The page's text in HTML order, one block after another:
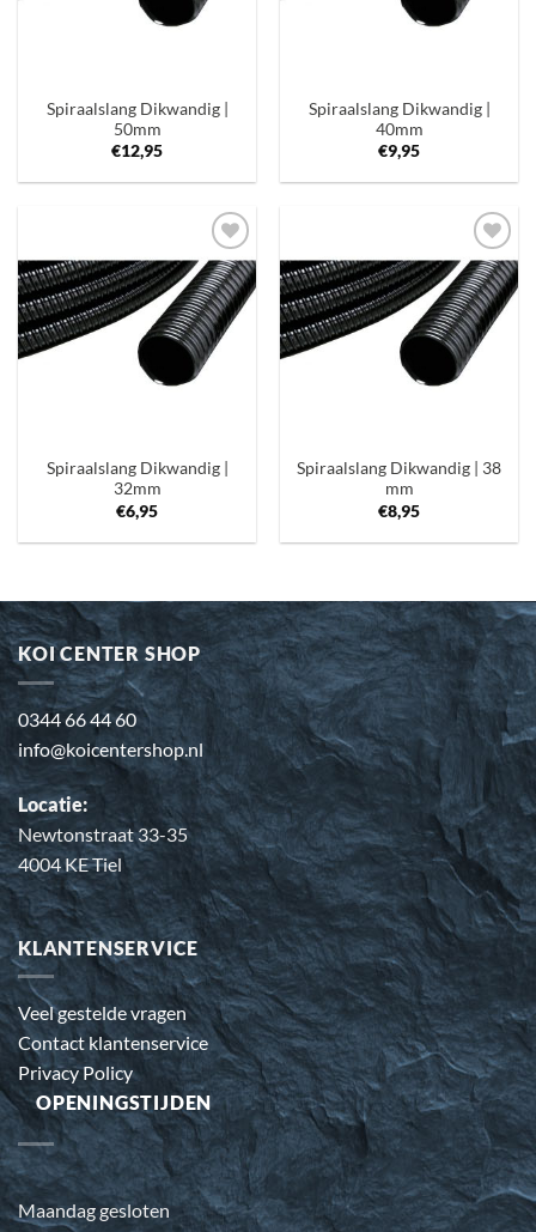
Spiraalslang Dikwandig |
50mm
€12,95
Spiraalslang Dikwandig |
40mm
€9,95
Toevoegen
aan
verlanglijst
Spiraalslang Dikwandig |
32mm
€6,95
Toevoegen
aan
verlanglijst
Spiraalslang Dikwandig | 38
mm
€8,95
KOI CENTER SHOP
0344 66 44 60
info@koicentershop.nl
Locatie:
Newtonstraat 33-35
4004 KE Tiel
KLANTENSERVICE
Veel gestelde vragen
Contact klantenservice
Privacy Policy
OPENINGSTIJDEN
Maandag gesloten